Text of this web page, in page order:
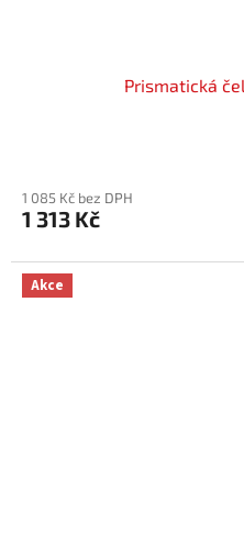
Prismatická
1 085 Kč bez DPH
1 313 Kč
Akce